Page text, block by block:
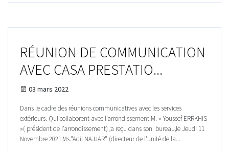
RÉUNION DE COMMUNICATION
AVEC CASA PRESTATIO...
03 mars 2022
Dans le cadre des réunions communicatives avec les services
extérieurs. Qui collaborent avec l’arrondissement.M. « Youssef ERRKHIS
»( président de l’arrondissement) ;a reçu dans son bureau,le Jeudi 11
Novembre 2021,Ms."Adil NAJJAR" (directeur de l'unité de la...